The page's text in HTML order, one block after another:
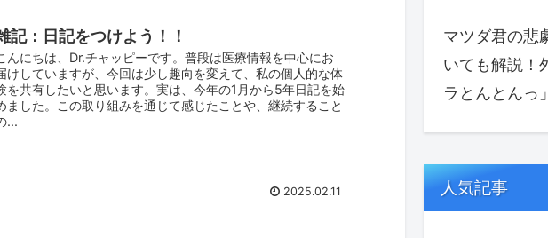
記：日記をつけよう！！
んにちは、Dr.チャッピーです。普段は医療情報を中心にお
けしていますが、今回は少し趣向を変えて、私の個人的な体
を共有したいと思います。実は、今年の1月から5年日記を始
ました。この取り組みを通じて感じたことや、継続すること
...
2025.02.11
マツダ君の悲
いても解説！
ラとんとんっ」
人気記事